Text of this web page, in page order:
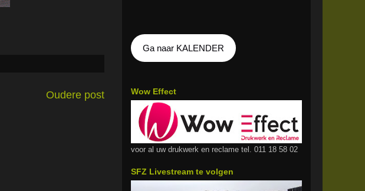
Oudere post
Ga naar KALENDER
Wow Effect
voor al uw drukwerk en reclame tel. 011 18 58 02
SFZ Livestream te volgen